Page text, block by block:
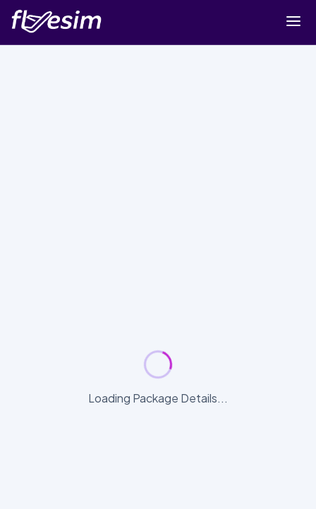
Loading Package Details...